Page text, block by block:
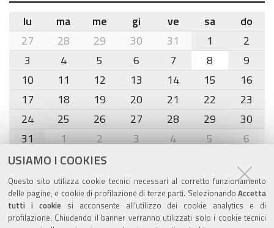
USIAMO I COOKIES
Questo sito utilizza cookie tecnici necessari al corretto funzionamento
delle pagine, e cookie di profilazione di terze parti. Selezionando Accetta
tutti i cookiesi acconsente all’utilizzo dei cookie analytics e di
profilazione. Chiudendo il banner verranno utilizzati solo i cookie tecnici
month-
8
lu ma me gi ve sa
do
27
28 29 30 31 1
2
3
4 5 6 7 8
9
10
11 12 13 14 15
16
17
18 19 20 21 22
23
24
25 26 27 28 29
30
31
1 2 3 4 5 6
Agenda eventi
torna alla sezione